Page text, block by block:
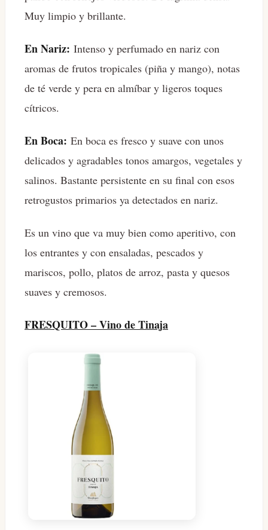
Muy limpio y brillante.
En Nariz: Intenso y perfumado en nariz con
aromas de frutos tropicales (piña y mango), notas
de té verde y pera en almíbar y ligeros toques
cítricos.
En Boca: En boca es fresco y suave con unos
delicados y agradables tonos amargos, vegetales y
salinos. Bastante persistente en su final con esos
retrogustos primarios ya detectados en nariz.
Es un vino que va muy bien como aperitivo, con
los entrantes y con ensaladas, pescados y
mariscos, pollo, platos de arroz, pasta y quesos
suaves y cremosos.
FRESQUITO – Vino de Tinaja